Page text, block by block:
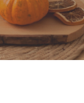
Blender Max
Nuestros Blogs